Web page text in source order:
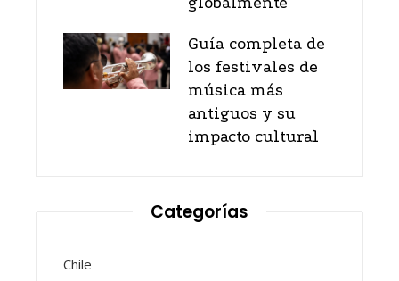
Guía completa de
los festivales de
música más
antiguos y su
impacto cultural
Categorías
Chile